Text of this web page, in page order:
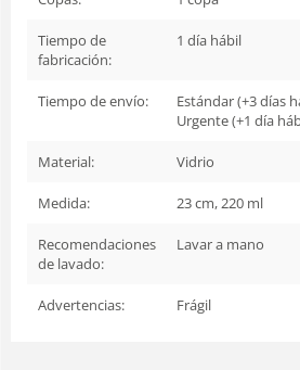
Tiempo de
fabricación:
1 día hábil
Tiempo de envío:
Estándar (+3 días
Urgente (+1 día
Material: Vidrio
Medida: 23 cm, 220 ml
Recomendaciones
de lavado:
Lavar a mano
Advertencias: Frágil